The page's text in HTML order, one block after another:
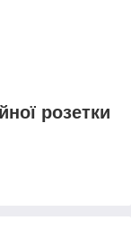
розетки